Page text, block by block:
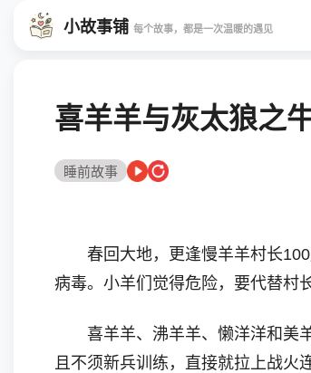
小故事铺 每个故事，都是一次温暖的遇见
喜羊羊与灰太狼之
睡前故事
春回大地，更逢慢羊羊村长100
病毒。小羊们觉得危险，要代替村
喜羊羊、沸羊羊、懒洋洋和美羊
且不须新兵训练，直接就拉上战火